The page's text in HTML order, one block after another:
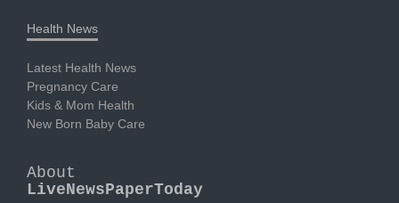
Health News
Latest Health News
Pregnancy Care
Kids & Mom Health
New Born Baby Care
About
LiveNewsPaperToday